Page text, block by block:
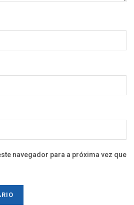
navegador para a próxima vez que